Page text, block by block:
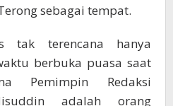
sebagai tempat.
tak terencana hanya
berbuka puasa saat
Pemimpin Redaksi
adalah orang